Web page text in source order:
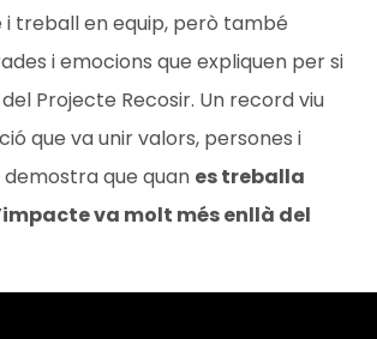
treball en equip, però també
i emocions que expliquen per si
Projecte Recosir. Un record viu
que va unir valors, persones i
que quan es treballa
va molt més enllà del